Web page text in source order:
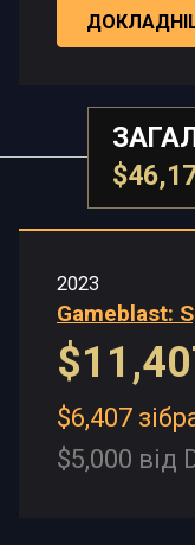
2023
Gameblast:
$6,407
$5,000 від